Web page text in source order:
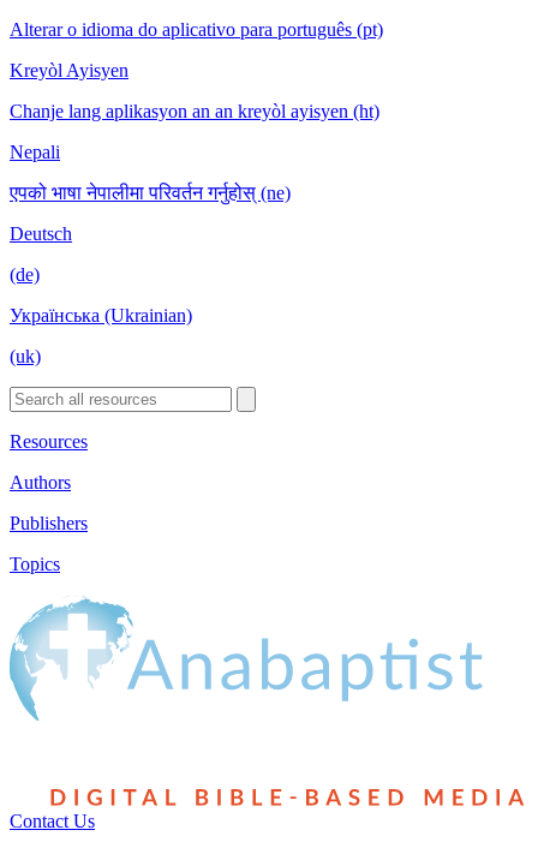
Alterar o idioma do aplicativo para português (pt)
Kreyòl Ayisyen
Chanje lang aplikasyon an an kreyòl ayisyen (ht)
Nepali
एपको भाषा नेपालीमा परिवर्तन गर्नुहोस् (ne)
Deutsch
(de)
Українська (Ukrainian)
(uk)
Resources
Authors
Publishers
Topics
Contact Us